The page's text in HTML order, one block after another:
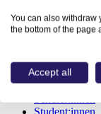
Studiengänge
Events
Berufstest
Informationen für:
Student:innen
You can also withdraw
the bottom of the page
Accept all